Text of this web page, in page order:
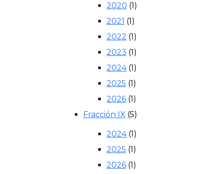
2020 (1)
2021 (1)
2022 (1)
2023 (1)
2024(1)
2025 (1)
2026 (1)
Fracción IX (5)
2024(1)
2025 (1)
2026 (1)